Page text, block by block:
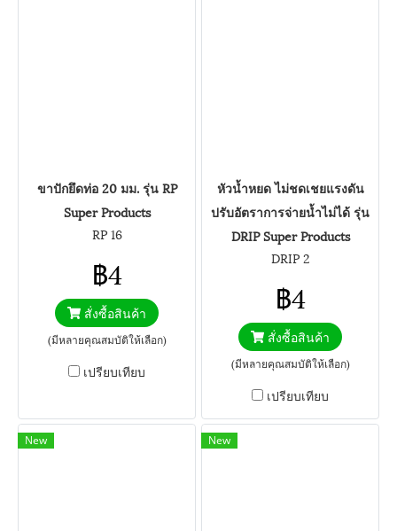
ขาปักยึดท่อ 20 มม. รุ่น RP
Super Products
RP 16
฿4
สั่งซื้อสินค้า
(มีหลายคุณสมบัติให้เลือก)
เปรียบเทียบ
หัวน้ำหยด ไม่ชดเชยแรงดัน
ปรับอัตราการจ่ายน้ำไม่ได้ รุ่น
DRIP Super Products
DRIP 2
฿4
สั่งซื้อสินค้า
(มีหลายคุณสมบัติให้เลือก)
เปรียบเทียบ
New New